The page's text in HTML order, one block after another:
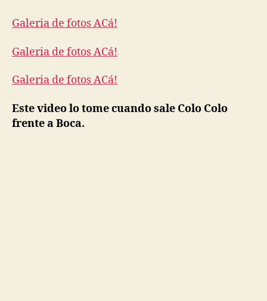
Galeria de fotos ACá!
Galeria de fotos ACá!
Galeria de fotos ACá!
Este video lo tome cuando sale Colo Colo
frente a Boca.